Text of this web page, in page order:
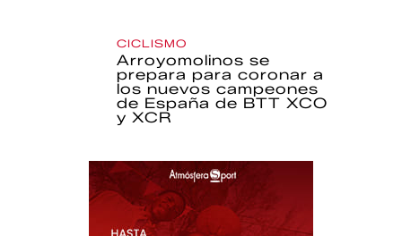
CICLISMO
Arroyomolinos se
prepara para coronar a
los nuevos campeones
de España de BTT XCO
y XCR